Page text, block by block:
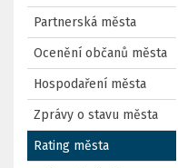
Partnerská města
Ocenění občanů města
Hospodaření města
Zprávy o stavu města
Rating města